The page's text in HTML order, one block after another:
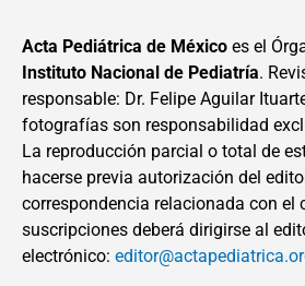
Acta Pediátrica de México es el
Instituto Nacional de Pediatría.
responsable: Dr. Felipe Aguilar
fotografías son responsabilidad
La reproducción parcial o total de
hacerse previa autorización del
correspondencia relacionada con el
suscripciones deberá dirigirse al
electrónico: